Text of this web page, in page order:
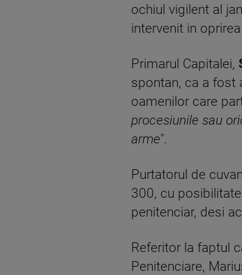
ochiul vigilent al
intervenit in
Primarul Capitalei,
spontan, ca a fost
oamenilor care
procesiunile sau
arme".
Purtatorul de
300, cu
penitenciar, desi
Referitor la faptul
Penitenciare,